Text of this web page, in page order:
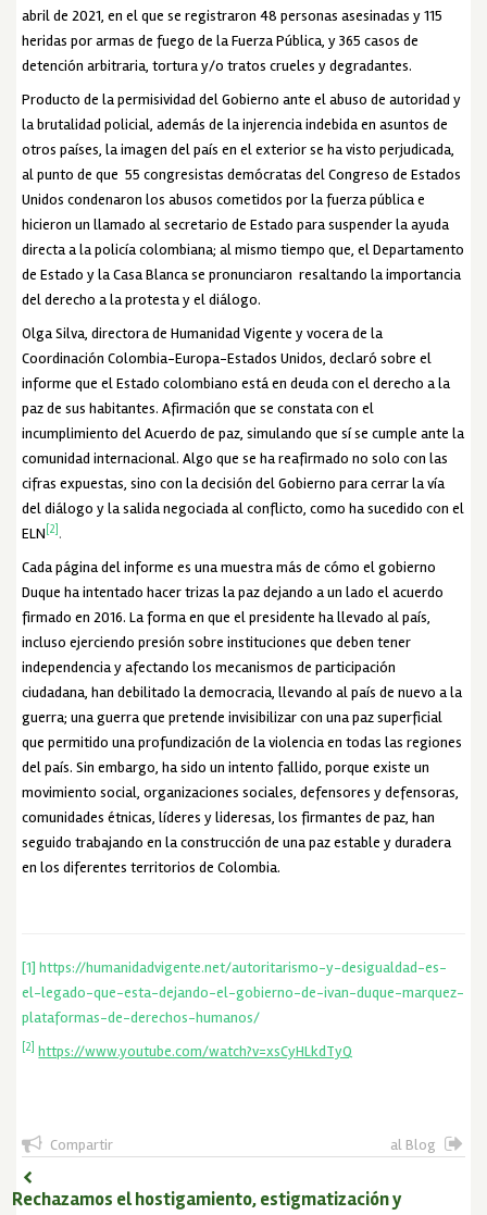
abril de 2021, en el que se registraron 48 personas asesinadas y 115
heridas por armas de fuego de la Fuerza Pública, y 365 casos de
detención arbitraria, tortura y/o tratos crueles y degradantes.
Producto de la permisividad del Gobierno ante el abuso de autoridad y
la brutalidad policial, además de la injerencia indebida en asuntos de
otros países, la imagen del país en el exterior se ha visto perjudicada,
al punto de que 55 congresistas demócratas del Congreso de Estados
Unidos condenaron los abusos cometidos por la fuerza pública e
hicieron un llamado al secretario de Estado para suspender la ayuda
directa a la policía colombiana; al mismo tiempo que, el Departamento
de Estado y la Casa Blanca se pronunciaron resaltando la importancia
del derecho a la protesta y el diálogo.
Olga Silva, directora de Humanidad Vigente y vocera de la
Coordinación Colombia-Europa-Estados Unidos, declaró sobre el
informe que el Estado colombiano está en deuda con el derecho a la
paz de sus habitantes. Afirmación que se constata con el
incumplimiento del Acuerdo de paz, simulando que sí se cumple ante la
comunidad internacional. Algo que se ha reafirmado no solo con las
cifras expuestas, sino con la decisión del Gobierno para cerrar la vía
del diálogo y la salida negociada al conflicto, como ha sucedido con el
ELN [2] .
Cada página del informe es una muestra más de cómo el gobierno
Duque ha intentado hacer trizas la paz dejando a un lado el acuerdo
firmado en 2016. La forma en que el presidente ha llevado al país,
incluso ejerciendo presión sobre instituciones que deben tener
independencia y afectando los mecanismos de participación
ciudadana, han debilitado la democracia, llevando al país de nuevo a la
guerra; una guerra que pretende invisibilizar con una paz superficial
que permitido una profundización de la violencia en todas las regiones
del país.Sin embargo, ha sido un intento fallido, porque existe un
movimiento social, organizaciones sociales, defensores y defensoras,
comunidades étnicas, líderes y lideresas, los firmantes de paz, han
seguido trabajando en la construcción de una paz estable y duradera
en los diferentes territorios de Colombia.
[1] https://humanidadvigente.net/autoritarismo-y-desigualdad-es-
el-legado-que-esta-dejando-el-gobierno-de-ivan-duque-marquez-
plataformas-de-derechos-humanos/
[2] https://www.youtube.com/watch?v=xsCyHLkdTyQ
Compartir al Blog
Rechazamos el hostigamiento, estigmatización y